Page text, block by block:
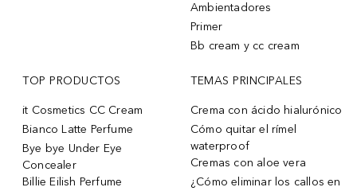
Ambientadores
Primer
Bb cream y cc cream
TOP PRODUCTOS
it Cosmetics CC Cream
Bianco Latte Perfume
Bye bye Under Eye
Concealer
Billie Eilish Perfume
TEMAS PRINCIPALES
Crema con ácido hialurónico
Cómo quitar el rímel
waterproof
Cremas con aloe vera
¿Cómo eliminar los callos en